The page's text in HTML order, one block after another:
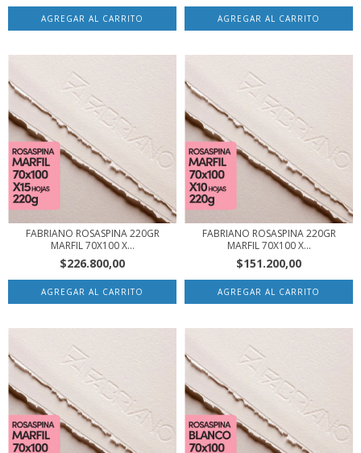
FABRIANO ROSASPINA 220GR
MARFIL 70X100 X...
$226.800,00
FABRIANO ROSASPINA 220GR
MARFIL 70X100 X...
$151.200,00